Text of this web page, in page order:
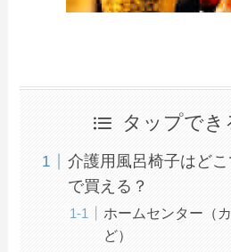
タップでき
介護用風呂椅子はど
で買える？
ホームセンター（
ど）